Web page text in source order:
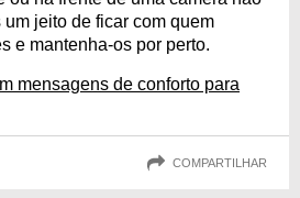
jeito de ficar com quem
e mantenha-os por perto.
mensagens de conforto para
COMPARTILHAR